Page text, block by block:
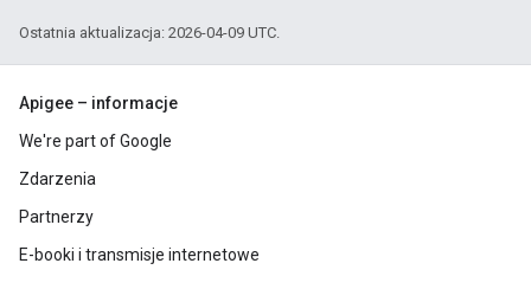
Ostatnia aktualizacja: 2026-04-09 UTC.
Apigee – informacje
We're part of Google
Zdarzenia
Partnerzy
E-booki i transmisje internetowe